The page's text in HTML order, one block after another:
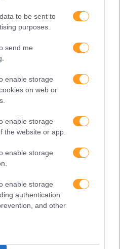
to be sent to
purposes.
send me
enable storage
on web or
enable storage
the website or app.
enable storage
enable storage
authentication
and other